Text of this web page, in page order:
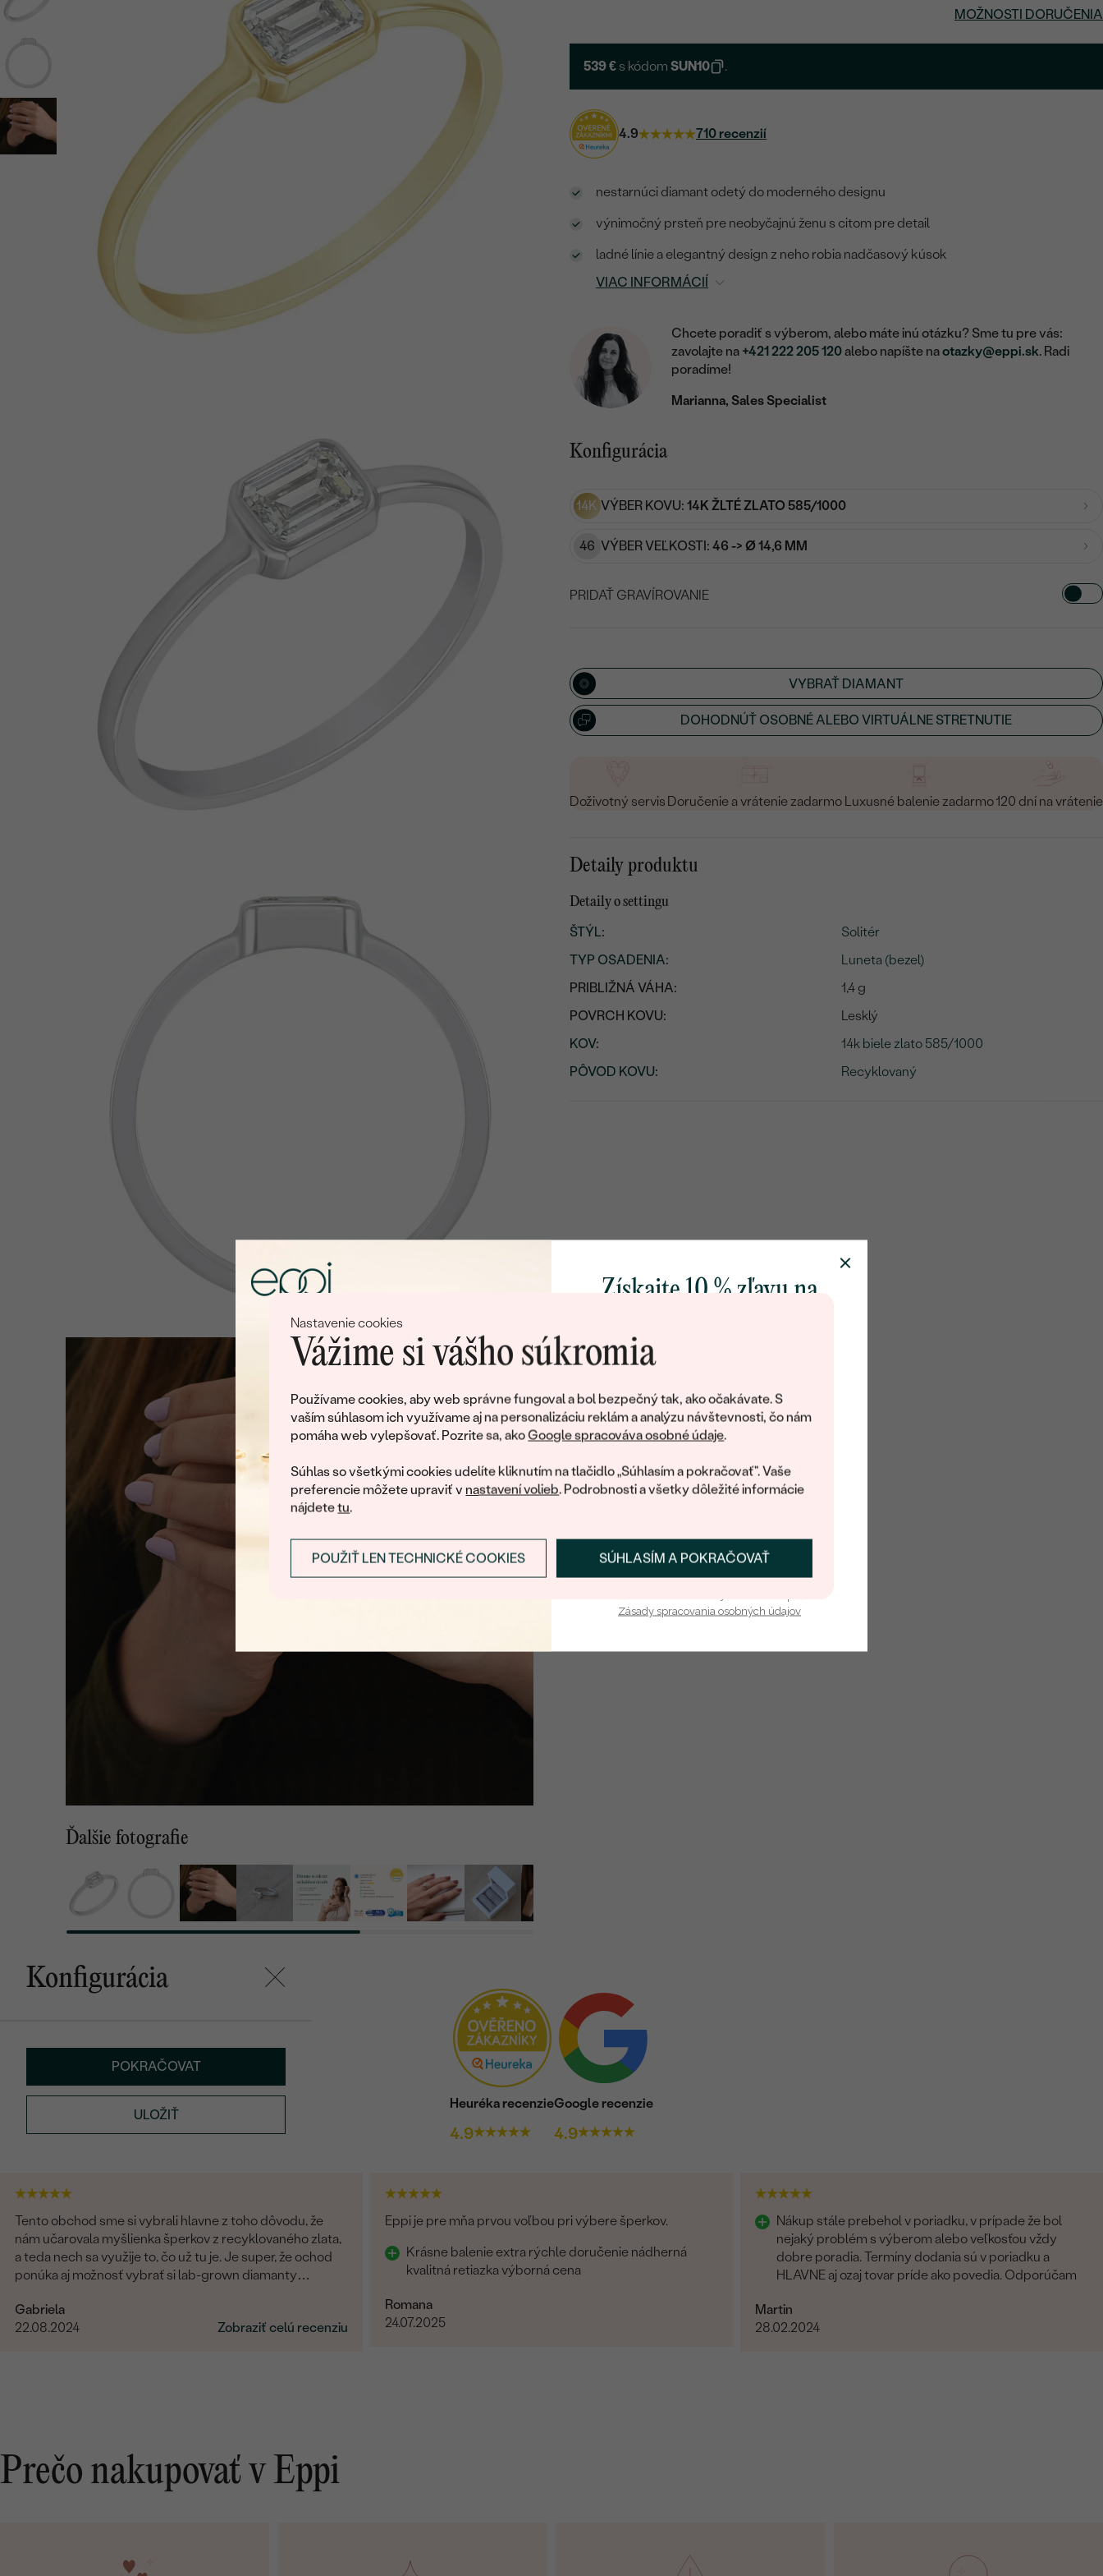
Nastavenie cookies
Vážime si vášho súkromia
Používame cookies, aby web správne fungoval a bol bezpečný tak, ako očakávate. S
vaším súhlasom ich využívame aj na personalizáciu reklám a analýzu návštevnosti, čo nám
pomáha web vylepšovať. Pozrite sa, akoGoogle spracováva osobné údaje.
Súhlas so všetkými cookies udelíte kliknutím na tlačidlo „Súhlasím a pokračovať". Vaše
preferencie môžete upraviť v nastavení volieb. Podrobnosti a všetky dôležité informácie
nájdetetu.
SÚHLASÍM A POKRAČOVAŤ
POUŽIŤ LEN TECHNICKÉ COOKIES
Ďalšie fotografie
MOŽNOSTI DORUČENIA
539 € s kódomSUN10 .
4.9 710 recenzií
nestarnúci diamant odetý do moderného designu
výnimočný prsteň pre neobyčajnú ženu s citom pre detail
ladné línie a elegantný design z neho robia nadčasový kúsok
VIAC INFORMÁCIÍ
Chcete poradiť s výberom, alebo máte inú otázku? Sme tu pre vás:
zavolajte na +421 222 205 120alebo napíšte naotazky@eppi.sk. Radi
poradíme!
Marianna, Sales Specialist
Konfigurácia
14K VÝBER KOVU: 14K ŽLTÉ ZLATO 585/1000
46 VÝBER VEĽKOSTI: 46 -> Ø 14,6 MM
PRIDAŤ GRAVÍROVANIE
Napíšte iniciály/text
15/ 15 ZNAKOV
VYBRAŤ DIAMANT
DOHODNÚŤ OSOBNÉ ALEBO VIRTUÁLNE STRETNUTIE
Doživotný servis Doručenie a vrátenie zadarmo Luxusné balenie zadarmo120 dní na vrátenie
Detaily produktu
Detaily o settingu
ŠTÝL:
Solitér
TYP OSADENIA:
Luneta (bezel)
PRIBLIŽNÁ VÁHA:
1,4 g
POVRCH KOVU:
Lesklý
KOV:
14k biele zlato 585/1000
PÔVOD KOVU: Recyklovaný
Konfigurácia
POKRAČOVAT
ULOŽIŤ
Heuréka recenzie
4.9
Google recenzie
4.9
Tento obchod sme si vybrali hlavne z toho dôvodu, že
nám učarovala myšlienka šperkov z recyklovaného zlata,
a teda nech sa využije to, čo už tu je. Je super, že ochod
ponúka aj možnosť vybrať si lab-grown diamanty
Bratislave, môžem len odporúčať. Pani Marianna bola
vždy veľmi milá, ochotná a trpezlivá pri našej voľbe. Vo
Gabriela
22.08.2024
Zobraziť celú recenziu
Eppi je pre mňa prvou voľbou pri výbere šperkov.
Krásne balenie extra rýchle doručenie nádherná
kvalitná retiazka výborná cena
Romana
24.07.2025
Nákup stále prebehol v poriadku, v prípade že bol
nejaký problém s výberom alebo veľkosťou vždy
dobre poradia. Termíny dodania sú v poriadku a
HLAVNE aj ozaj tovar príde ako povedia. Odporúčam
Martin
28.02.2024
Prečo nakupovať v Eppi
Získajte 10 % zľavu na
poctivo vyrábaných šperkov Eppi.
Ako darček na privítanie vám
obratom pošleme zľavový kód na
Prihlásiť sa a získať zľavu
Zásady spracovania osobných údajov